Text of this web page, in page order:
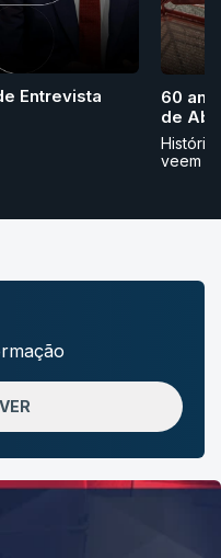
Entrevista
60
de
veem